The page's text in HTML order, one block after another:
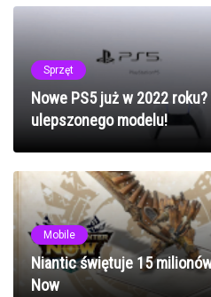
Sprzęt
Nowe PS5 już w 2022
ulepszonego modelu!
Mobile
Niantic świętuje 15
Now